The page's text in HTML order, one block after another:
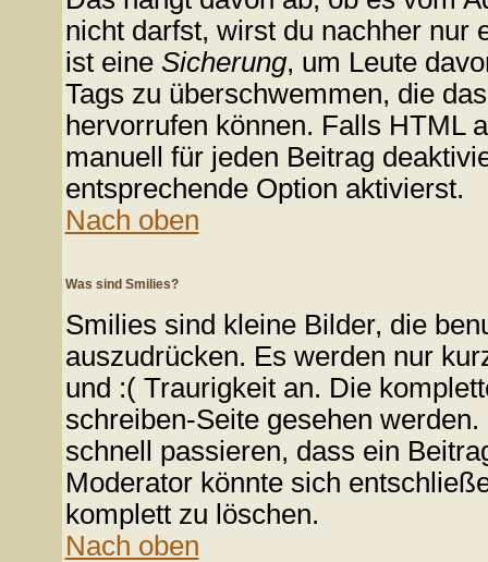
nicht darfst, wirst du nachher nur
ist eine Sicherung, um Leute
Tags zu überschwemmen, die
hervorrufen können. Falls HTML
manuell für jeden Beitrag
entsprechende Option aktivierst.
Nach oben
Was sind Smilies?
Smilies sind kleine Bilder, die
auszudrücken. Es werden nur
und :( Traurigkeit an. Die
schreiben-Seite gesehen
schnell passieren, dass ein
Moderator könnte sich
komplett zu löschen.
Nach oben